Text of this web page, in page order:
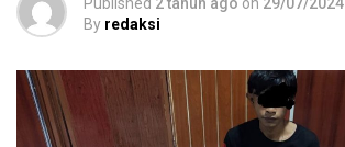
By redaksi